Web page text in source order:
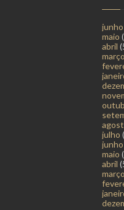
junho
maio
abril
março
julho
junho
maio
abril
março